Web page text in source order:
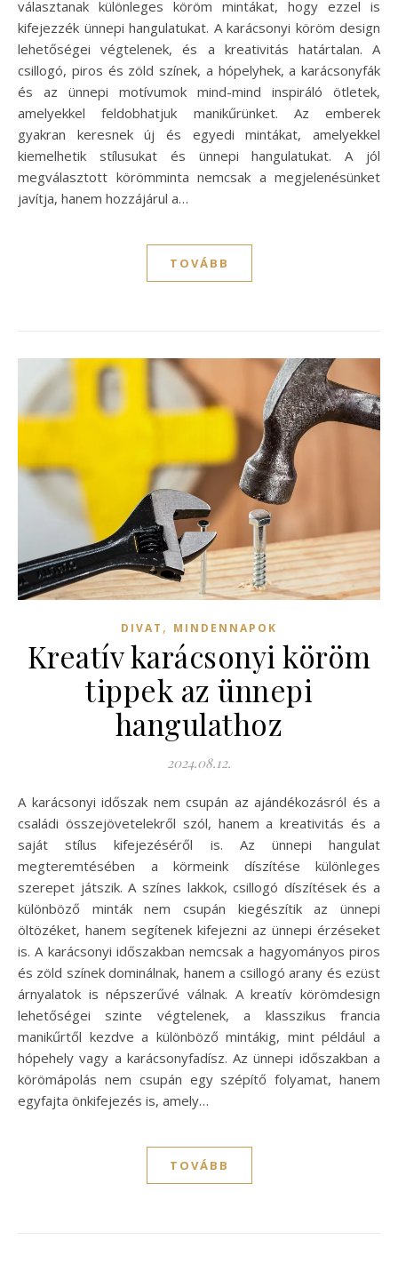
választanak különleges köröm mintákat, hogy ezzel is
kifejezzék ünnepi hangulatukat. A karácsonyi köröm design
lehetőségei végtelenek, és a kreativitás határtalan. A
csillogó, piros és zöld színek, a hópelyhek, a karácsonyfák
és az ünnepi motívumok mind-mind inspiráló ötletek,
amelyekkel feldobhatjuk manikűrünket. Az emberek
gyakran keresnek új és egyedi mintákat, amelyekkel
kiemelhetik stílusukat és ünnepi hangulatukat. A jól
megválasztott körömminta nemcsak a megjelenésünket
javítja, hanem hozzájárul a…
TOVÁBB
DIVAT , MINDENNAPOK
Kreatív karácsonyi köröm
tippek az ünnepi
hangulathoz
2024.08.12.
A karácsonyi időszak nem csupán az ajándékozásról és a
családi összejövetelekről szól, hanem a kreativitás és a
saját stílus kifejezéséről is. Az ünnepi hangulat
megteremtésében a körmeink díszítése különleges
szerepet játszik. A színes lakkok, csillogó díszítések és a
különböző minták nem csupán kiegészítik az ünnepi
öltözéket, hanem segítenek kifejezni az ünnepi érzéseket
is. A karácsonyi időszakban nemcsak a hagyományos piros
és zöld színek dominálnak, hanem a csillogó arany és ezüst
árnyalatok is népszerűvé válnak. A kreatív körömdesign
lehetőségei szinte végtelenek, a klasszikus francia
manikűrtől kezdve a különböző mintákig, mint például a
hópehely vagy a karácsonyfadísz. Az ünnepi időszakban a
körömápolás nem csupán egy szépítő folyamat, hanem
egyfajta önkifejezés is, amely…
TOVÁBB